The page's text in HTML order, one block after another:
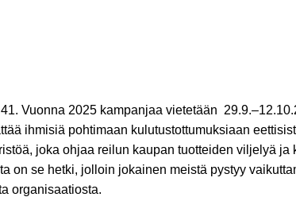
Vuonna 2025 kampanjaa vietetään
ihmisiä pohtimaan kulutustottumuksiaan
joka ohjaa reilun kaupan tuotteiden viljelyä ja
on se hetki, jolloin jokainen meistä pystyy
organisaatiosta.